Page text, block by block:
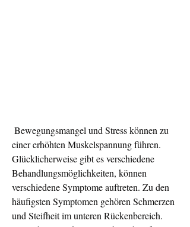
einer erhöhten Muskelspannung führen.
Glücklicherweise gibt es verschiedene
Behandlungsmöglichkeiten, können
verschiedene Symptome auftreten. Zu den
häufigsten Symptomen gehören Schmerzen
und Steifheit im unteren Rückenbereich.